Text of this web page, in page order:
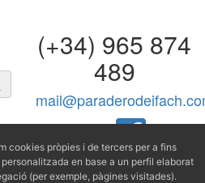
(+34) 965 874
489
cookies pròpies i de tercers per a fins
en base a un perfil elaborat
(per exemple, pàgines visitades).